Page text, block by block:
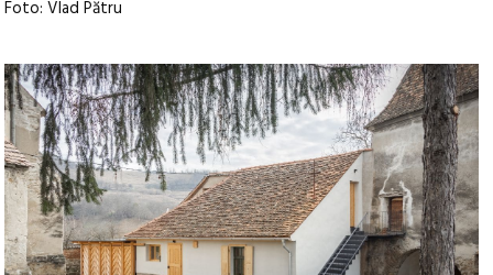
Foto: Vlad Pătru